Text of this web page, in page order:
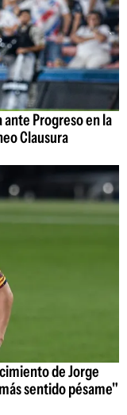
Progreso en la
Clausura
de Jorge
sentido pésame"